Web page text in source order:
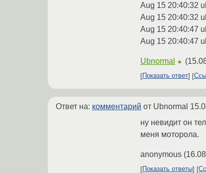
Aug 15 20:40:32
Aug 15 20:40:32
Aug 15 20:40:47
Aug 15 20:40:47
Ubnormal ★ (
Показать ответ
Ответ на: комментарий от Ubnormal
ну невидит он
меня моторола.
anonymous (
Показать ответы